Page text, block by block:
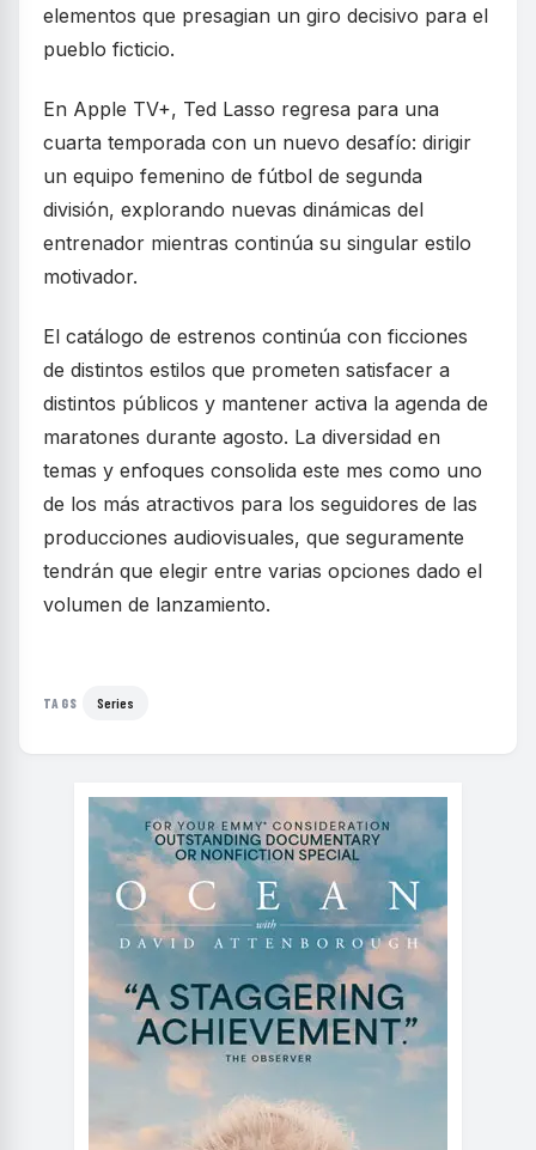
elementos que presagian un giro decisivo para el
pueblo ficticio.
En Apple TV+, Ted Lasso regresa para una
cuarta temporada con un nuevo desafío: dirigir
un equipo femenino de fútbol de segunda
división, explorando nuevas dinámicas del
entrenador mientras continúa su singular estilo
motivador.
El catálogo de estrenos continúa con ficciones
de distintos estilos que prometen satisfacer a
distintos públicos y mantener activa la agenda de
maratones durante agosto. La diversidad en
temas y enfoques consolida este mes como uno
de los más atractivos para los seguidores de las
producciones audiovisuales, que seguramente
tendrán que elegir entre varias opciones dado el
volumen de lanzamiento.
TAGS Series